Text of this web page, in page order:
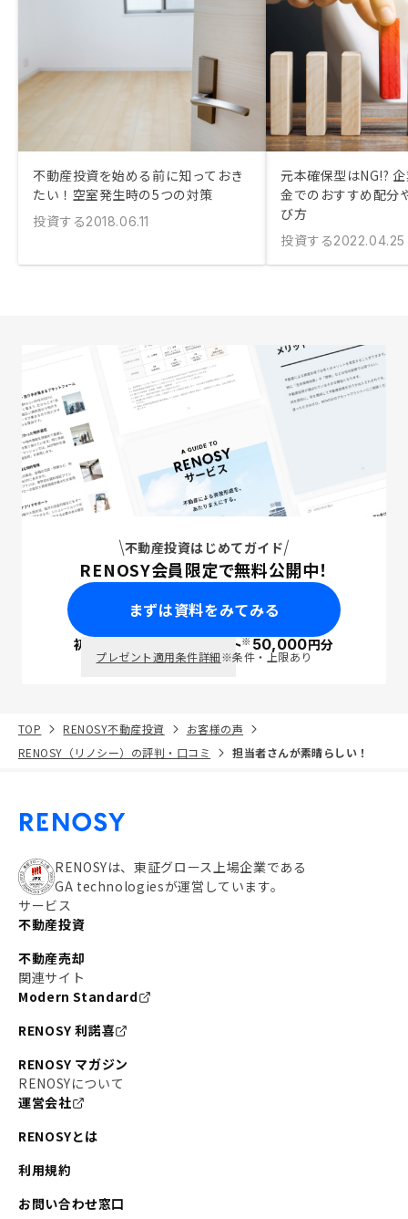
不動産投資を始める前に知っておき
たい！空室発生時の5つの対策
投資する2018.06.11
元本確保型はNG!?
金でのおすすめ配分
び方
投資する2022.04.25
不動産投資はじめてガイド
RENOSY会員限定で無料公開中！
まずは資料をみてみる
初回面談で ポイント※50,000円分
プレゼント適用条件詳細※条件・上限あり
TOP RENOSY不動産投資
お客様の声
RENOSY（リノシー）の評判・口コミ
担当者さんが素晴らしい！
RENOSYは、東証グロース上場企業である
GA technologiesが運営しています。
サービス
不動産投資
不動産売却
関連サイト
Modern Standard
RENOSY 利諾喜
RENOSY マガジン
RENOSYについて
運営会社
RENOSYとは
利用規約
お問い合わせ窓口